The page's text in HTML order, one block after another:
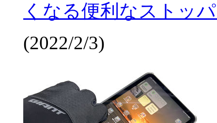
くなる便利なストッ
(2022/2/3)